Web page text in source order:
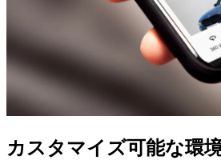
カスタマイズ可能な環